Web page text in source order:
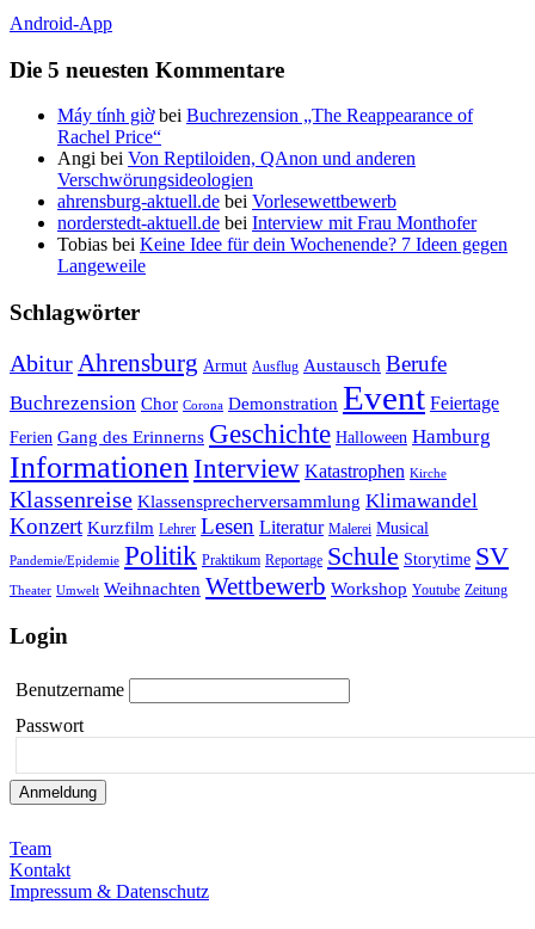
Android-App
Die 5 neuesten Kommentare
Máy tính giờbei Buchrezension „The Reappearance of
Rachel Price“
Angi bei Von Reptiloiden, QAnon und anderen
Verschwörungsideologien
ahrensburg-aktuell.de bei Vorlesewettbewerb
norderstedt-aktuell.de bei Interview mit Frau Monthofer
Tobias bei Keine Idee für dein Wochenende? 7 Ideen gegen
Langeweile
Schlagwörter
Abitur Ahrensburg Armut Ausflug Austausch Berufe
Buchrezension Chor Corona Demonstration Event Feiertage
Ferien Gang des Erinnerns Geschichte Halloween Hamburg
Informationen Interview Katastrophen Kirche
Klassenreise Klassensprecherversammlung Klimawandel
Konzert Kurzfilm Lehrer Lesen Literatur Malerei Musical
Pandemie/Epidemie Politik Praktikum Reportage Schule Storytime SV
Theater Umwelt Weihnachten Wettbewerb Workshop Youtube Zeitung
Login
Benutzername
Passwort
Team
Kontakt
Impressum & Datenschutz